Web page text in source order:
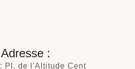
Adresse :
Pl. de l'Altitude Cent